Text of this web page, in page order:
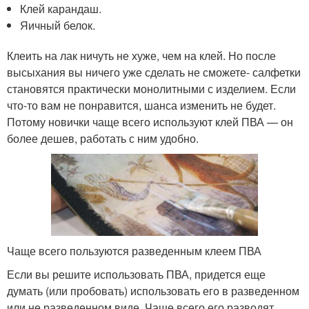
Клей карандаш.
Яичный белок.
Клеить на лак ничуть не хуже, чем на клей. Но после
высыхания вы ничего уже сделать не сможете- салфетки
становятся практически монолитными с изделием. Если
что-то вам не понравится, шанса изменить не будет.
Потому новички чаще всего используют клей ПВА — он
более дешев, работать с ним удобно.
Чаще всего пользуются разведенным клеем ПВА
Если вы решите использовать ПВА, придется еще
думать (или пробовать) использовать его в разведенном